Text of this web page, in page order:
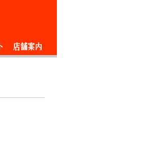
店舗案内